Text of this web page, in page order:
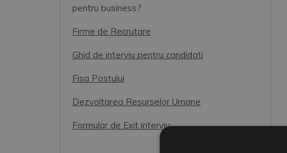
pentru business?
Firme de Recrutare
Ghid de interviu pentru candidati
Fisa Postului
Dezvoltarea Resurselor Umane
Formular de Exit interviu